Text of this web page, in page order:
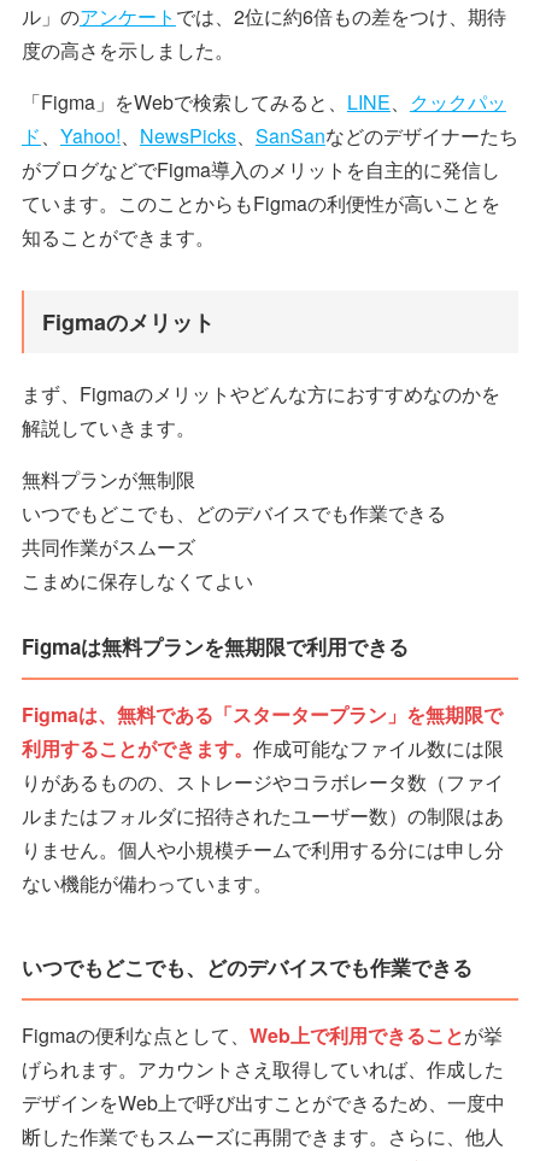
ル」のアンケート では、2位に約6倍もの差をつけ、期待
度の高さを示しました。
「Figma」をWebで検索してみると、 LINE
クックパッ
ド
Yahoo! NewsPicks、 SanSanなどのデザイナーたち
がブログなどでFigma導入のメリットを自主的に発信し
ています。このことからもFigmaの利便性が高いことを
知ることができます。
Figmaのメリット
まず、Figmaのメリットやどんな方におすすめなのかを
解説していきます。
無料プランが無制限
いつでもどこでも、どのデバイスでも作業できる
共同作業がスムーズ
こまめに保存しなくてよい
Figmaは無料プランを無期限で利用できる
Figmaは、無料である「スタータープラン」を無期限で
利用することができます。 作成可能なファイル数には限
りがあるものの、ストレージやコラボレータ数（ファイ
ルまたはフォルダに招待されたユーザー数）の制限はあ
りません。個人や小規模チームで利用する分には申し分
ない機能が備わっています。
いつでもどこでも、どのデバイスでも作業できる
Figmaの便利な点として、 Web上で利用できることが挙
げられます。アカウントさえ取得していれば、作成した
デザインをWeb上で呼び出すことができるため、一度中
断した作業でもスムーズに再開できます。さらに、他人